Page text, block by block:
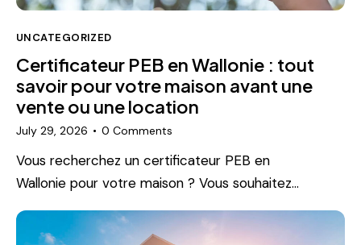
UNCATEGORIZED
Certificateur PEB en Wallonie : tout
savoir pour votre maison avant une
vente ou une location
July 29, 2026 0 Comments
Vous recherchez un certificateur PEB en
Wallonie pour votre maison ? Vous souhaitez…